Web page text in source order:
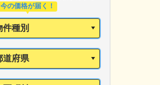
今の価格が届く！